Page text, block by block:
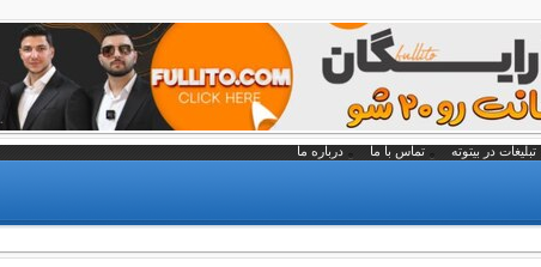
تبلیغات در بیتوته تماس با ما درباره ما